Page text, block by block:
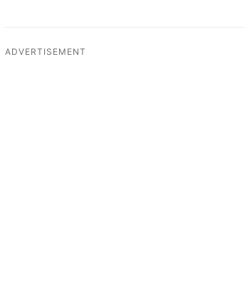
ADVERTISEMENT